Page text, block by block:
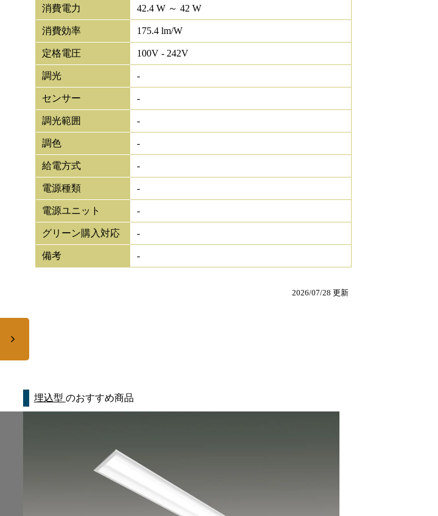
消費電力 42.4 W ～ 42 W
消費効率 175.4 lm/W
定格電圧 100V - 242V
調光 -
センサー -
調光範囲 -
調色 -
給電方式 -
電源種類 -
電源ユニット -
グリーン購入対応 -
備考 -
2026/07/28 更新
埋込型 のおすすめ商品